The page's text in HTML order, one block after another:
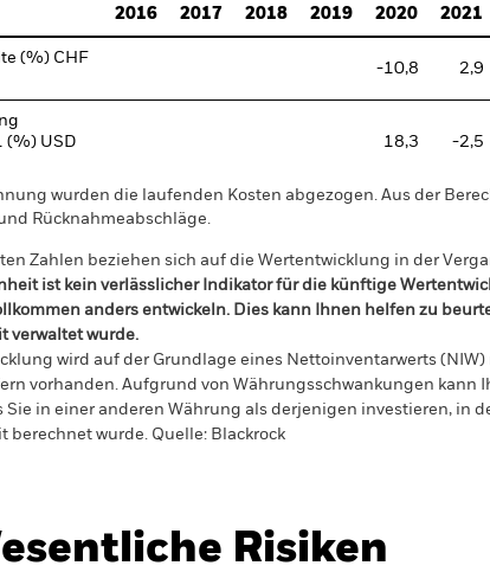
2016
2017 2018 2019 2020 2021
(%) CHF
-10,8 2,9
(%) USD
18,3 -2,5
wurden die laufenden Kosten abgezogen. Aus der
Rücknahmeabschläge.
Zahlen beziehen sich auf die Wertentwicklung in der
ist kein verlässlicher Indikator für die künftige
anders entwickeln. Dies kann Ihnen helfen zu
verwaltet wurde.
wird auf der Grundlage eines Nettoinventarwerts
vorhanden. Aufgrund von Währungsschwankungen kann
Sie in einer anderen Währung als derjenigen investieren, in
berechnet wurde. Quelle: Blackrock
Risiken